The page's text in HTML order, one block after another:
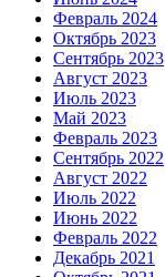
Февраль 2024
Октябрь 2023
Сентябрь 2023
Август 2023
Июль 2023
Май 2023
Февраль 2023
Сентябрь 2022
Август 2022
Июль 2022
Июнь 2022
Февраль 2022
Декабрь 2021